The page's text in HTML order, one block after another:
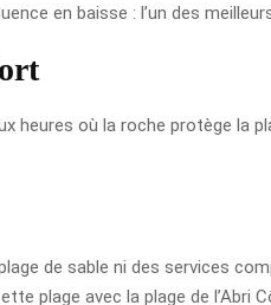
en baisse : l’un des
heures où la roche protège la
de sable ni des services
plage avec la plage de l’Abri